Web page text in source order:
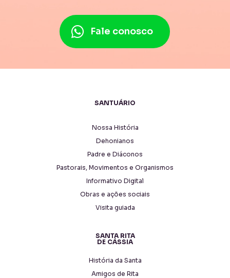
Fale conosco
SANTUÁRIO
Nossa História
Dehonianos
Padre e Diáconos
Pastorais, Movimentos e Organismos
Informativo Digital
Obras e ações sociais
Visita guiada
SANTA RITA
DE CÁSSIA
História da Santa
Amigos de Rita